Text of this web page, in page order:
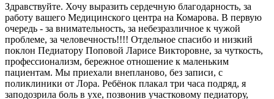
Здравствуйте. Хочу выразить сердечную благодарность, за
работу вашего Медицинского центра на Комарова. В первую
очередь - за внимательность, за небезразличное к чужой
проблеме, за человечность!!!! Отдельное спасибо и низкий
поклон Педиатору Поповой Ларисе Викторовне, за чуткость,
профессионализм, бережное отношение к маленьким
пациентам. Мы приехали внепланово, без записи, с
поликлиники от Лора. Ребёнок плакал три часа подряд, я
заподозрила боль в ухе, позвонив участковому педиатору,